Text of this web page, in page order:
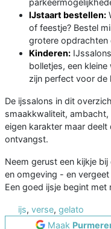
IJstaart bestellen:
of feestje? Bestel
grotere opdrachten
Kinderen:
bolletjes, een
zijn perfect voor de
De ijssalons in dit
smaakkwaliteit,
eigen karakter maar
ontvangst.
Neem gerust een kijkje
en omgeving - en
Een goed ijsje begint
ijs, verse, gelato
Maak